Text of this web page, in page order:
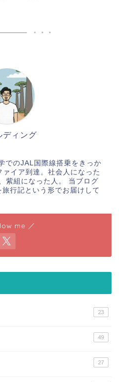
ディング
でのJAL国際線搭乗をきっか
イア到達。社会人になった
紫組になった人。 当ブログ
行記という形でお届けして
me ／
23
49
27